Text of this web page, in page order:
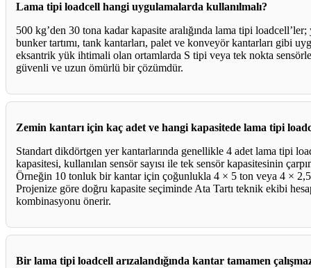
Lama tipi loadcell hangi uygulamalarda kullanılmalı?
500 kg’den 30 tona kadar kapasite aralığında lama tipi
bunker tartımı, tank kantarları, palet ve konveyör kantarları gibi
eksantrik yük ihtimali olan ortamlarda S tipi veya tek nokta
güvenli ve uzun ömürlü bir çözümdür.
Zemin kantarı için kaç adet ve hangi kapasitede lama tipi
Standart dikdörtgen yer kantarlarında genellikle 4 adet lama tipi
kapasitesi, kullanılan sensör sayısı ile tek sensör kapasitesinin
Örneğin 10 tonluk bir kantar için çoğunlukla 4 × 5 ton veya 4 ×
Projenize göre doğru kapasite seçiminde Ata Tartı teknik ekibi
kombinasyonu önerir.
Bir lama tipi loadcell arızalandığında kantar tamamen